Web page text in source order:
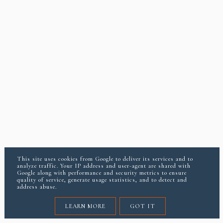
This site uses cookies from Google to deliver its services and to
analyze traffic. Your IP address and user-agent are shared with
Google along with performance and security metrics to ensure
quality of service, generate usage statistics, and to detect and
address abuse.
LEARN MORE GOT IT